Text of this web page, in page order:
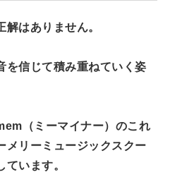
はありません。
を信じて積み重ねていく姿
（ミーマイナー）のこれ
メリーミュージックスクー
ています。